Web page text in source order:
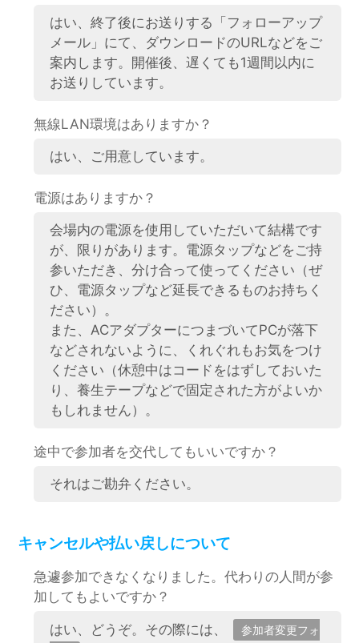
はい、終了後にお送りする「フォローアップ
メール」にて、ダウンロードのURLなどをご
案内します。開催後、遅くても1週間以内に
お送りしています。
無線LAN環境はありますか？
はい、ご用意しています。
電源はありますか？
会場内の電源を使用していただいて結構です
が、限りがあります。電源タップなどをご持
参いただき、分け合って使ってください（ぜ
ひ、電源タップなど延長できるものお持ちく
ださい）。
また、ACアダプターにつまづいてPCが落下
などされないように、くれぐれもお気をつけ
ください（休憩中はコードをはずしておいた
り、養生テープなどで固定された方がよいか
もしれません）。
途中で参加者を交代してもいいですか？
それはご勘弁ください。
キャンセルや払い戻しについて
急遽参加できなくなりました。代わりの人間が参
加してもよいですか？
はい、どうぞ。その際には、
参加者変更フォ